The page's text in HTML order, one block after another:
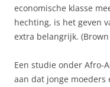
economische klasse
hechting, is het geven
extra belangrijk. (Brown
Een studie onder Afro-
aan dat jonge moeders